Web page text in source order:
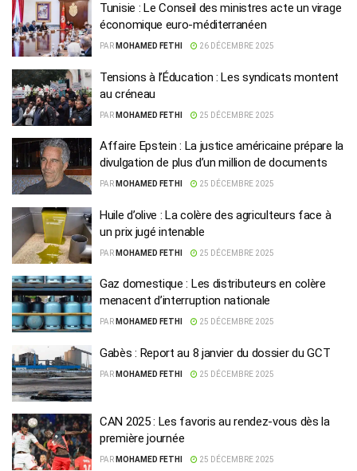
Tunisie : Le Conseil des ministres acte un virage
économique euro-méditerranéen
PAR MOHAMED FETHI 26 DÉCEMBRE 2025
Tensions à l’Éducation : Les syndicats montent
au créneau
PAR MOHAMED FETHI 25 DÉCEMBRE 2025
Affaire Epstein : La justice américaine prépare la
divulgation de plus d’un million de documents
PAR MOHAMED FETHI 25 DÉCEMBRE 2025
Huile d’olive : La colère des agriculteurs face à
un prix jugé intenable
PAR MOHAMED FETHI 25 DÉCEMBRE 2025
Gaz domestique : Les distributeurs en colère
menacent d’interruption nationale
PAR MOHAMED FETHI 25 DÉCEMBRE 2025
Gabès : Report au 8 janvier du dossier du GCT
PAR MOHAMED FETHI 25 DÉCEMBRE 2025
CAN 2025 : Les favoris au rendez-vous dès la
première journée
PAR MOHAMED FETHI 25 DÉCEMBRE 2025